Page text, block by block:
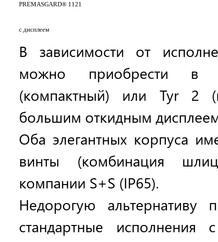
PREMASGARD® 1121
с дисплеем
В зависимости от
можно приобрести в
(компактный) или Tyr 2
большим откидным
Оба элегантных корпуса
винты (комбинация
компании S+S (IP65).
Недорогую альтернативу
стандартные исполнения